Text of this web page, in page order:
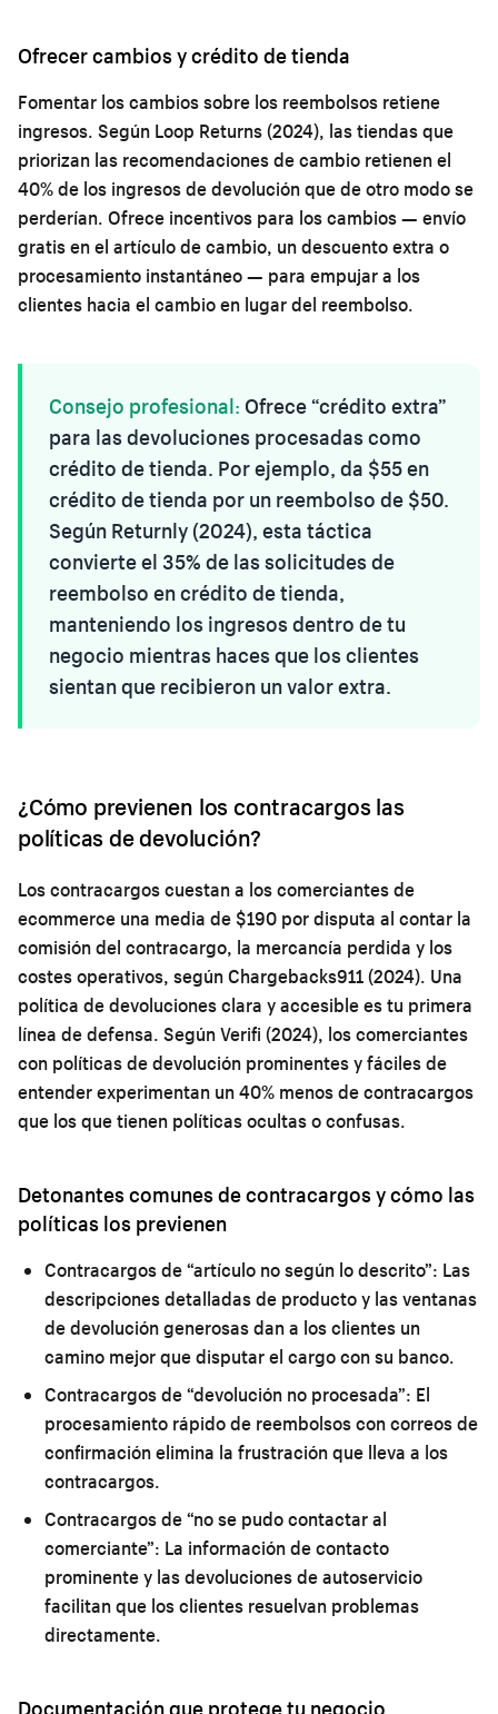
Ofrecer cambios y crédito de tienda
Fomentar los cambios sobre los reembolsos retiene
ingresos. Según Loop Returns (2024), las tiendas que
priorizan las recomendaciones de cambio retienen el
40% de los ingresos de devolución que de otro modo se
perderían. Ofrece incentivos para los cambios — envío
gratis en el artículo de cambio, un descuento extra o
procesamiento instantáneo — para empujar a los
clientes hacia el cambio en lugar del reembolso.
Consejo profesional: Ofrece “crédito extra”
para las devoluciones procesadas como
crédito de tienda. Por ejemplo, da $55 en
crédito de tienda por un reembolso de $50.
Según Returnly (2024), esta táctica
convierte el 35% de las solicitudes de
reembolso en crédito de tienda,
manteniendo los ingresos dentro de tu
negocio mientras haces que los clientes
sientan que recibieron un valor extra.
¿Cómo previenen los contracargos las
políticas de devolución?
Los contracargos cuestan a los comerciantes de
ecommerce una media de $190 por disputa al contar la
comisión del contracargo, la mercancía perdida y los
costes operativos, según Chargebacks911 (2024). Una
política de devoluciones clara y accesible es tu primera
línea de defensa. Según Verifi (2024), los comerciantes
con políticas de devolución prominentes y fáciles de
entender experimentan un 40% menos de contracargos
que los que tienen políticas ocultas o confusas.
Detonantes comunes de contracargos y cómo las
políticas los previenen
Contracargos de “artículo no según lo descrito”: Las
descripciones detalladas de producto y las ventanas
de devolución generosas dan a los clientes un
camino mejor que disputar el cargo con su banco.
Contracargos de “devolución no procesada”: El
procesamiento rápido de reembolsos con correos de
confirmación elimina la frustración que lleva a los
contracargos.
Contracargos de “no se pudo contactar al
comerciante”: La información de contacto
prominente y las devoluciones de autoservicio
facilitan que los clientes resuelvan problemas
directamente.
Documentación que protege tu negocio